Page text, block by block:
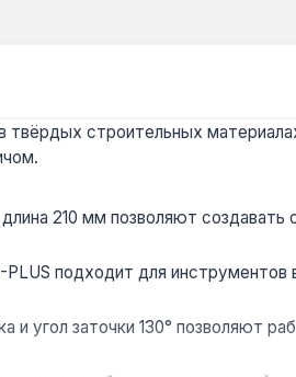
строительных
210 мм позволяют
PLUS подходит для
и угол заточки 130° позволяют